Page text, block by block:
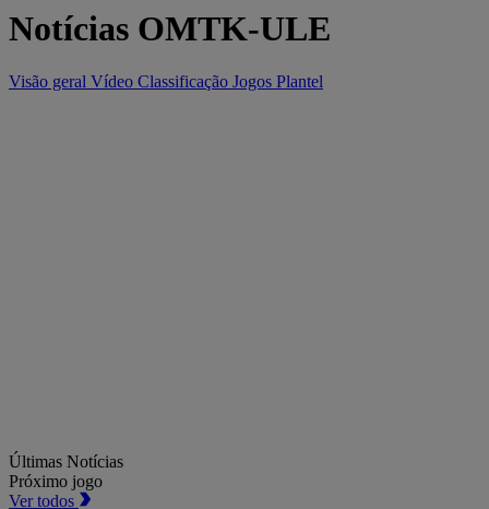
Notícias OMTK-ULE
Visão geral Vídeo Classificação Jogos Plantel
Últimas Notícias
Próximo jogo
Ver todos